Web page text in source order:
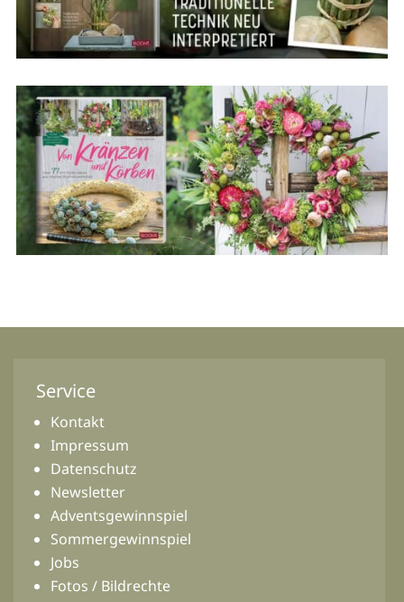
Service
Kontakt
Impressum
Datenschutz
Newsletter
Adventsgewinnspiel
Sommergewinnspiel
Jobs
Fotos / Bildrechte